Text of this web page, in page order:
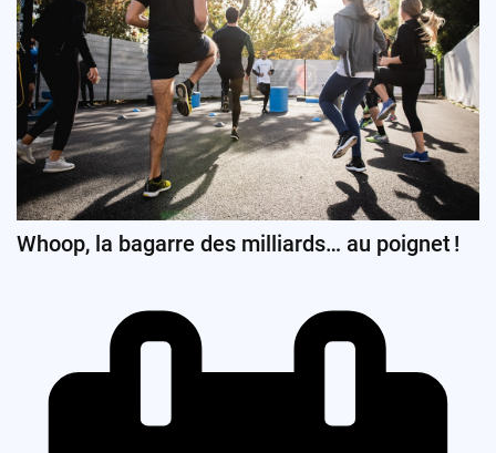
Whoop, la bagarre des milliards… au poignet !